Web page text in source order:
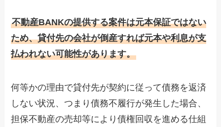
不動産BANKの提供する案件は元本保証ではない
ため、貸付先の会社が倒産すれば元本や利息が支
払われない可能性があります。
何等かの理由で貸付先が契約に従って債務を返済
しない状況、つまり債務不履行が発生した場合、
担保不動産の売却等により債権回収を進める仕組